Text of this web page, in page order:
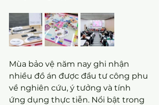
Mùa bảo vệ năm nay ghi nhận
nhiều đồ án được đầu tư công phu
về nghiên cứu, ý tưởng và tính
ứng dụng thực tiễn. Nổi bật trong